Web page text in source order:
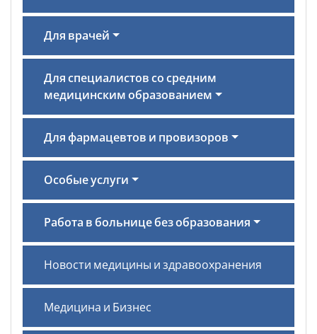
Для врачей
Для специалистов со средним
медицинским образованием
Для фармацевтов и провизоров
Особые услуги
Работа в больнице без образования
Новости медицины и здравоохранения
Медицина и Бизнес